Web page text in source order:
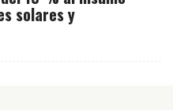
solares y